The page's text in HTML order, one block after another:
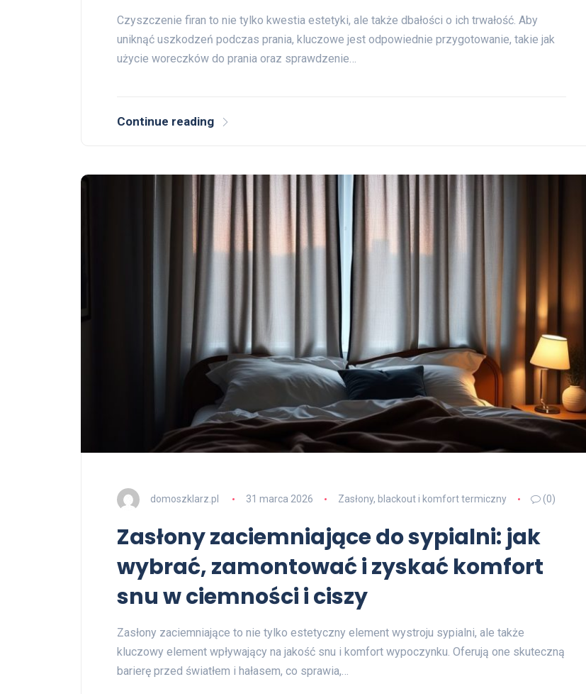
Czyszczenie firan to nie tylko kwestia estetyki, ale także dbałości o ich trwałość. Aby
uniknąć uszkodzeń podczas prania, kluczowe jest odpowiednie przygotowanie, takie jak
użycie woreczków do prania oraz sprawdzenie…
Continue reading
domoszklarz.pl 31 marca 2026 Zasłony, blackout i komfort termiczny (0)
Zasłony zaciemniające do sypialni: jak
wybrać, zamontować i zyskać komfort
snu w ciemności i ciszy
Zasłony zaciemniające to nie tylko estetyczny element wystroju sypialni, ale także
kluczowy element wpływający na jakość snu i komfort wypoczynku. Oferują one skuteczną
barierę przed światłem i hałasem, co sprawia,…